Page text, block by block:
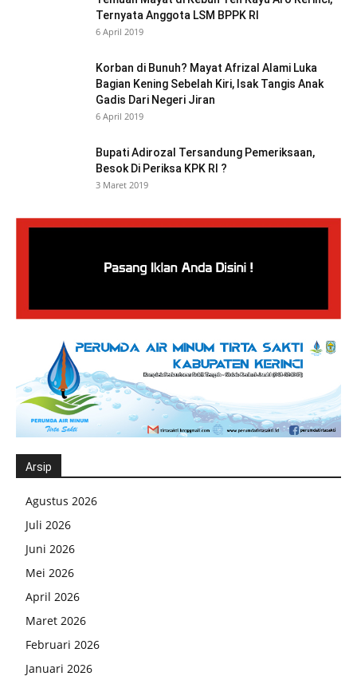
Ternyata Anggota LSM BPPK RI
6 April 2019
Korban di Bunuh? Mayat Afrizal Alami Luka
Bagian Kening Sebelah Kiri, Isak Tangis Anak
Gadis Dari Negeri Jiran
6 April 2019
Bupati Adirozal Tersandung Pemeriksaan,
Besok Di Periksa KPK RI ?
3 Maret 2019
Arsip
Agustus 2026
Juli 2026
Juni 2026
Mei 2026
April 2026
Maret 2026
Februari 2026
Januari 2026